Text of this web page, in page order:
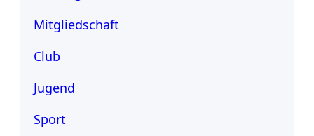
Mitgliedschaft
Club
Jugend
Sport